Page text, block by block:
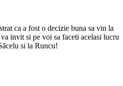
ca a fost o decizie buna sa vin la
invit si pe voi sa faceti acelasi lucru
si la Runcu!